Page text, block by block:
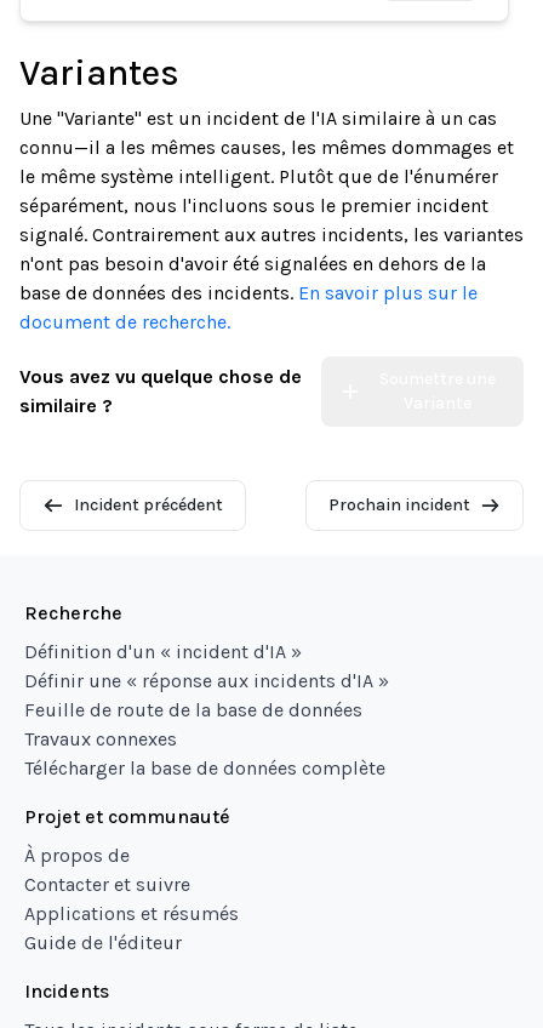
Variantes
Une "Variante" est un incident de l'IA similaire à un cas
connu—il a les mêmes causes, les mêmes dommages et
le même système intelligent. Plutôt que de l'énumérer
séparément, nous l'incluons sous le premier incident
signalé. Contrairement aux autres incidents, les variantes
n'ont pas besoin d'avoir été signalées en dehors de la
base de données des incidents. En savoir plus sur le
document de recherche.
Vous avez vu quelque chose de
similaire ?
Incident précédent Prochain incident
Recherche
Définition d'un « incident d'IA »
Définir une « réponse aux incidents d'IA »
Feuille de route de la base de données
Travaux connexes
Télécharger la base de données complète
Projet et communauté
À propos de
Contacter et suivre
Applications et résumés
Guide de l'éditeur
Incidents